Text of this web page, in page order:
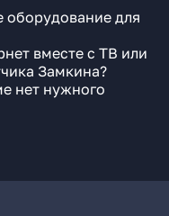
оборудование для
вместе с ТВ или
Замкина?
нет нужного